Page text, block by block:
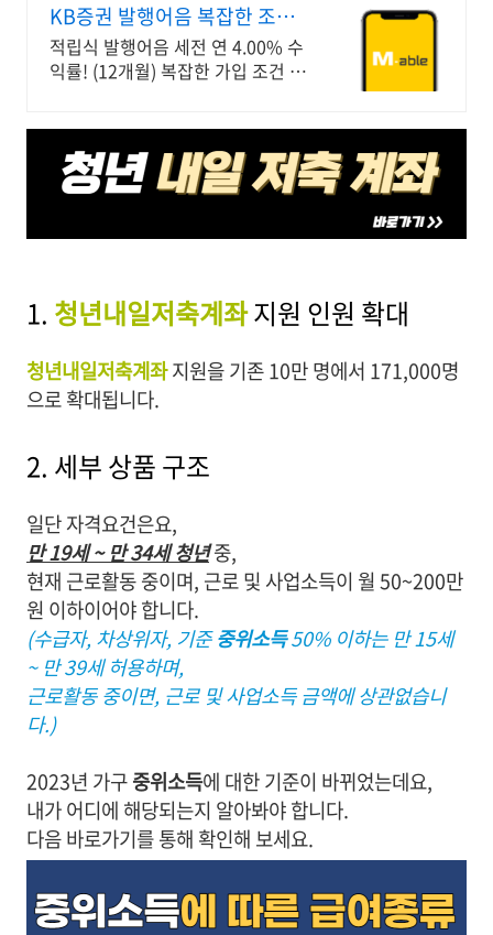
KB증권 발행어음 복잡한 조건
없이 누구나
적립식 발행어음 세전 연 4.00% 수
익률! (12개월) 복잡한 가입 조건 없
1. 청년내일저축계좌지원 인원 확대
청년내일저축계좌지원을 기존 10만 명에서 171,000명
으로 확대됩니다.
2. 세부 상품 구조
일단 자격요건은요,
만 19세 ~ 만 34세 청년중,
현재 근로활동 중이며, 근로 및 사업소득이 월 50~200만
원 이하이어야 합니다.
(수급자, 차상위자, 기준중위소득50% 이하는 만 15세
~ 만 39세 허용하며,
근로활동 중이면, 근로 및 사업소득 금액에 상관없습니
다.)
2023년 가구중위소득에 대한 기준이 바뀌었는데요,
내가 어디에 해당되는지 알아봐야 합니다.
다음 바로가기를 통해 확인해 보세요.